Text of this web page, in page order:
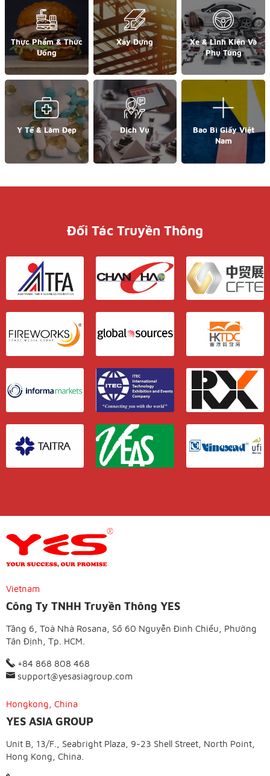
Thực Phẩm & Thức
Uống
Xây Dựng
Xe & Linh Kiện Và
Phụ Tùng
Y Tế & Làm Đẹp Dịch Vụ
Bao Bì Giấy Việt
Nam
Đối Tác Truyền Thông
Vietnam
Công Ty TNHH Truyền Thông YES
Tầng 6, Toà Nhà Rosana, Số 60 Nguyễn Đình Chiểu, Phường
Tân Định, Tp. HCM.
+84 868 808 468
support@yesasiagroup.com
Hongkong, China
YES ASIA GROUP
Unit B, 13/F., Seabright Plaza, 9-23 Shell Street, North Point,
Hong Kong, China.